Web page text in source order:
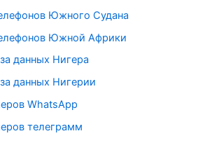
Южного Судана
Южной Африки
данных Нигера
данных Нигерии
WhatsApp
телеграмм